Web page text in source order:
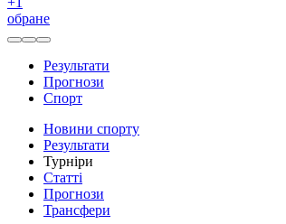
обране
Результати
Прогнози
Спорт
Новини спорту
Результати
Турніри
Статті
Прогнози
Трансфери